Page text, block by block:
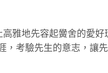
雅地先容起黌舍的愛好
，考驗先生的意志，讓